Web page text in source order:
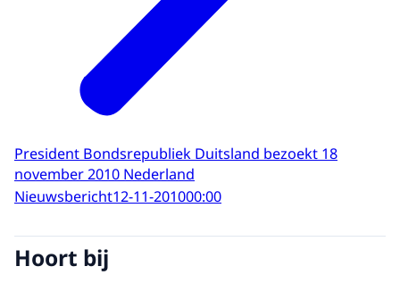
President Bondsrepubliek Duitsland bezoekt 18
november 2010 Nederland
Nieuwsbericht12-11-201000:00
Hoort bij